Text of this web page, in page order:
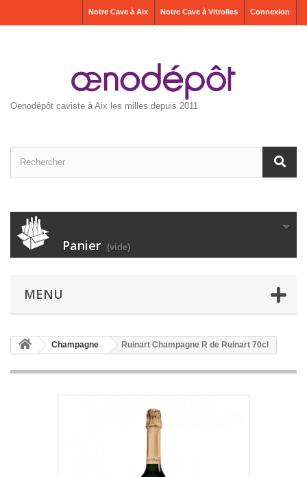
Connexion
Notre Cave à Vitrolles
Notre Cave à Aix
Oenodépôt caviste à Aix les milles depuis 2011
Panier (vide)
MENU
Champagne Ruinart Champagne R de Ruinart 70cl